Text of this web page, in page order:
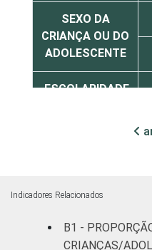
SEXO DA
CRIANÇA OU DO
ADOLESCENTE
ESCOLARIDADE
Indicadores Relacionados
B1 -
CRIANÇAS/